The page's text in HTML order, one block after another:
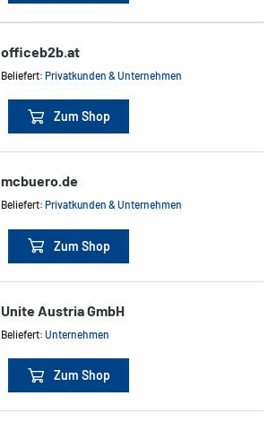
officeb2b.at
Beliefert:Privatkunden & Unternehmen
Zum Shop
mcbuero.de
Beliefert:Privatkunden & Unternehmen
Zum Shop
Unite Austria GmbH
Beliefert:Unternehmen
Zum Shop